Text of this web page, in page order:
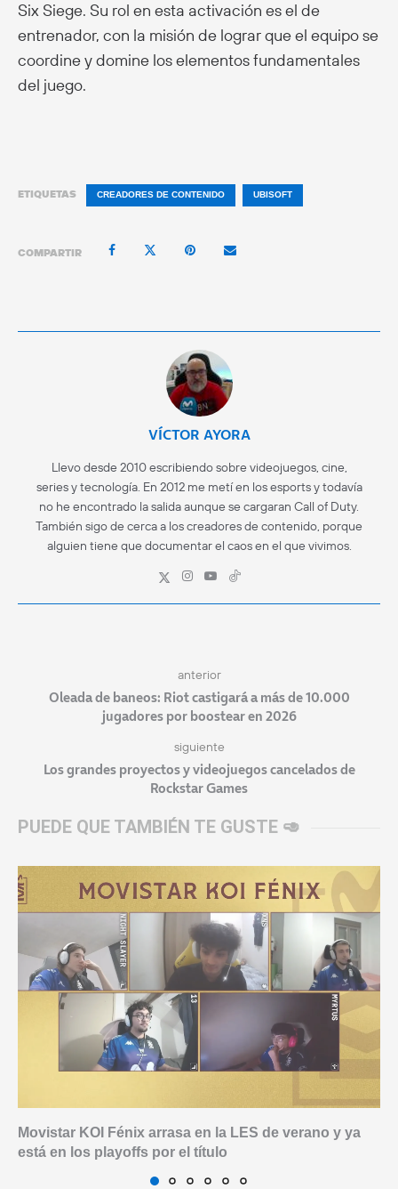
Six Siege. Su rol en esta activación es el de
entrenador, con la misión de lograr que el equipo se
coordine y domine los elementos fundamentales
del juego.
ETIQUETAS CREADORES DE CONTENIDO UBISOFT
COMPARTIR
VÍCTOR AYORA
Llevo desde 2010 escribiendo sobre videojuegos, cine,
series y tecnología. En 2012 me metí en los esports y todavía
no he encontrado la salida aunque se cargaran Call of Duty.
También sigo de cerca a los creadores de contenido, porque
alguien tiene que documentar el caos en el que vivimos.
anterior
Oleada de baneos: Riot castigará a más de 10.000
jugadores por boostear en 2026
siguiente
Los grandes proyectos y videojuegos cancelados de
Rockstar Games
PUEDE QUE TAMBIÉN TE GUSTE 🥑
Movistar KOI Fénix arrasa en la LES de verano y ya
está en los playoffs por el título